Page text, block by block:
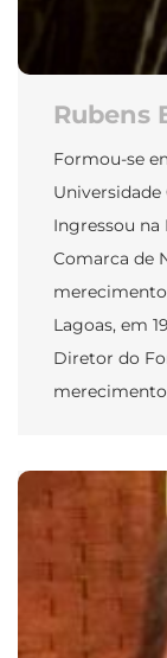
Rubens
Formou-se
Universidade
Ingressou
Comarca de
Lagoas, em
Diretor do